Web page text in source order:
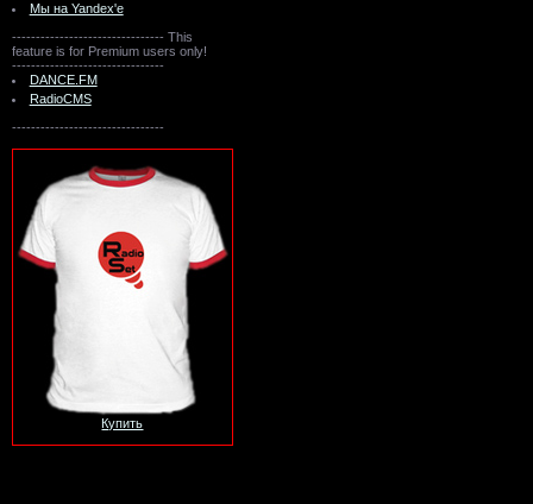
Мы на Yandex'e
-------------------------------- This
feature is for Premium users only!
--------------------------------
DANCE.FM
RadioCMS
--------------------------------
Купить